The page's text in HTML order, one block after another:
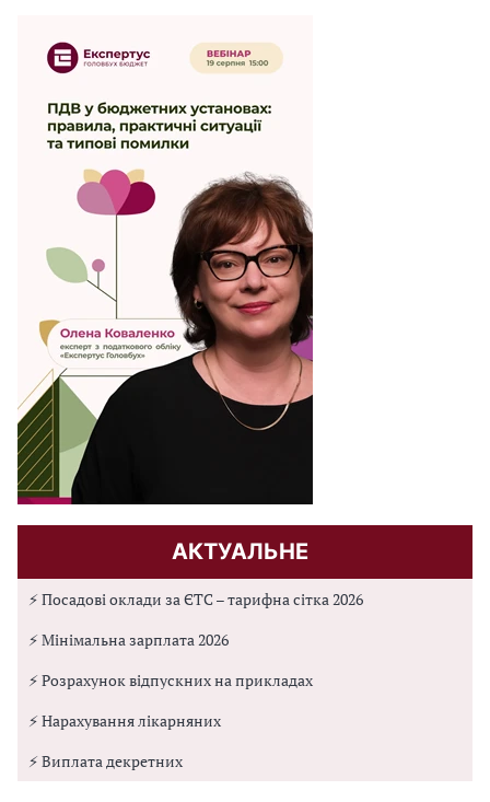
АКТУАЛЬНЕ
⚡ Посадові оклади за ЄТС – тарифна сітка 2026
⚡ Мінімальна зарплата 2026
⚡ Розрахунок відпускних на прикладах
⚡ Нарахування лікарняних
⚡ Виплата декретних